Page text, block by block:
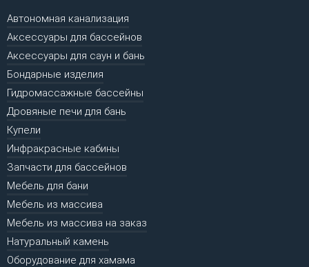
Автономная канализация
Аксессуары для бассейнов
Аксессуары для саун и бань
Бондарные изделия
Гидромассажные бассейны
Дровяные печи для бань
Купели
Инфракрасные кабины
Запчасти для бассейнов
Мебель для бани
Мебель из массива
Мебель из массива на заказ
Натуральный камень
Оборудование для хамама